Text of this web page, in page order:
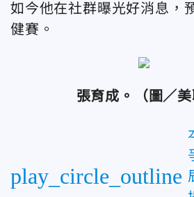
如今他在社群曝光好消息，
健賽。
張育成。（圖／美
play_circle_outline